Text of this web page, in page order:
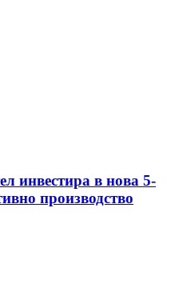
инвестира в нова 5-
производство